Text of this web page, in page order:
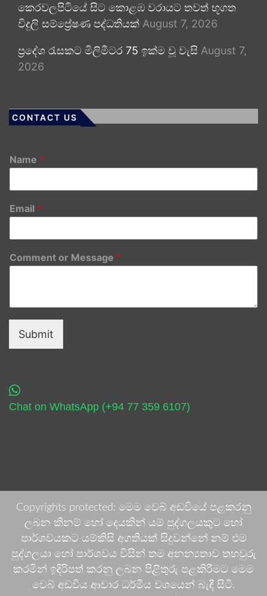
කෙරවලපිටියේ සිට කොළඹ වරායට තවත් භූගත
විදුලි සම්ප්‍රේෂණ පද්ධතියක් August 7, 2026
ප්‍රදේශ රැසකට මිලිමීටර 75 ඉක්ම වූ වැසි August 7,
2026
CONTACT US
Name *
Email *
Comment or Message *
Submit
Chat on WhatsApp (+94 77 359 6107)
Copyrights protected: මෙම වෙබ් අඩවියේ පළකරනු
ලබන කිනම් හෝ දෙයකින් යම් පුද්ගලයකුට හෝ
පාර්ශවයකට යම්කිසි අගතියක් සිදුවන්නේ නම් එම
පුද්ගලයා හෝ පාර්ශවය විසින් තම අනන්‍යතාව තහවුරු
කරමින් ඉදිරිපත් කරනු ලබන පිළිතුරු පළකිරීමට මෙම
වෙබ් අඩවිය ආචාර ධර්මීය වශයෙන් බැඳී සිටී.